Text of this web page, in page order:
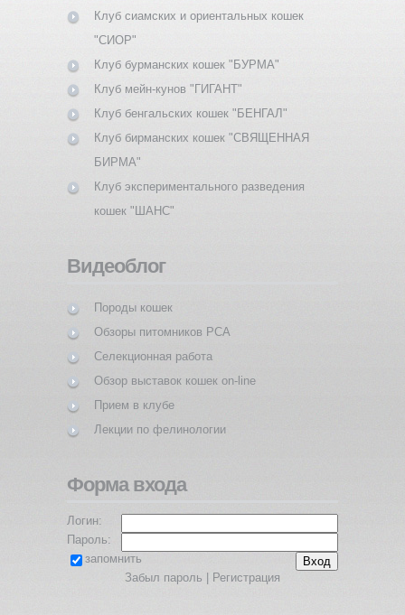
Клуб сиамских и ориентальных кошек
"СИОР"
Клуб бурманских кошек "БУРМА"
Клуб мейн-кунов "ГИГАНТ"
Клуб бенгальских кошек "БЕНГАЛ"
Клуб бирманских кошек "СВЯЩЕННАЯ
БИРМА"
Клуб экспериментального разведения
кошек "ШАНС"
Видеоблог
Породы кошек
Обзоры питомников PCA
Селекционная работа
Обзор выставок кошек on-line
Прием в клубе
Лекции по фелинологии
Форма входа
Логин:
Пароль:
запомнить
Забыл пароль | Регистрация